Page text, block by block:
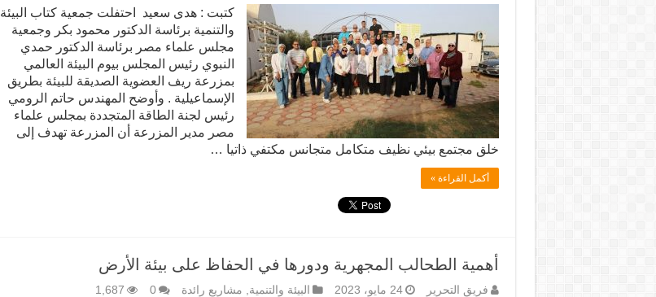
كتبت : هدى سعيد ‬ احتفلت جمعية كتاب البيئة
والتنمية برئاسة الدكتور محمود بكر وجمعية
مجلس علماء مصر برئاسة الدكتور حمدي
النبوي رئيس المجلس بيوم البيئة العالمي
بمزرعة ريف العضوية الصديقة للبيئة بطريق
الإسماعيلية . وأوضح المهندس حاتم الرومي
رئيس لجنة الطاقة المتجددة بمجلس علماء
مصر مدير المزرعة أن المزرعة تهدف إلى
خلق مجتمع بيئي نظيف متكامل متجانس مكتفي ذاتيا …
أكمل القراءة »
أهمية الطحالب المجهرية ودورها في الحفاظ على بيئة الأرض
فريق التحرير 24 مايو، 2023 البيئة والتنمية, مشاريع رائدة 0
1,687